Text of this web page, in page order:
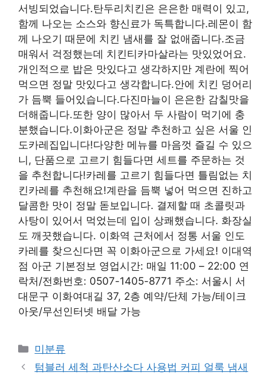
서빙되었습니다.탄두리치킨은 은은한 매력이 있고,
함께 나오는 소스와 향신료가 독특합니다.레몬이 함
께 나오기 때문에 치킨 냄새를 잘 없애줍니다.조금
매워서 걱정했는데 치킨티카마살라는 맛있었어요.
개인적으로 밥은 맛있다고 생각하지만 계란에 찍어
먹으면 정말 맛있다고 생각합니다.안에 치킨 덩어리
가 듬뿍 들어있습니다.다진마늘이 은은한 감칠맛을
더해줍니다.또한 양이 많아서 두 사람이 먹기에 충
분했습니다.이화아군은 정말 추천하고 싶은 서울 인
도카레집입니다!다양한 메뉴를 마음껏 즐길 수 있으
니, 단품으로 고르기 힘들다면 세트를 주문하는 것
을 추천합니다!카레를 고르기 힘들다면 틀림없는 치
킨카레를 추천해요!계란을 듬뿍 넣어 먹으면 진하고
달콤한 맛이 정말 돋보입니다. 결제할 때 초콜릿과
사탕이 있어서 먹었는데 입이 상쾌했습니다. 화장실
도 깨끗했습니다. 이화역 근처에서 정통 서울 인도
카레를 찾으신다면 꼭 이화아군으로 가세요! 이대역
점 아군 기본정보 영업시간: 매일 11:00 – 22:00 연
락처/전화번호: 0507-1405-8771 주소: 서울시 서
대문구 이화여대길 37, 2층 예약/단체 가능/테이크
아웃/무선인터넷 배달 가능
Categories
미분류
텀블러 세척 과탄산소다 사용법 커피 얼룩 냄새